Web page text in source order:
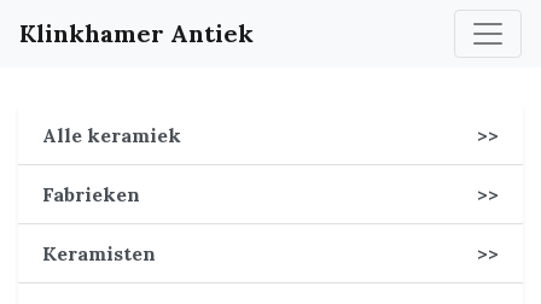
Klinkhamer Antiek
Alle keramiek >>
Fabrieken >>
Keramisten >>